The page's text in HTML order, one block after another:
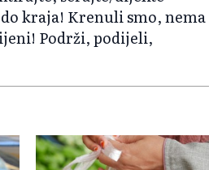
kraja! Krenuli smo, nema
Podrži, podijeli,